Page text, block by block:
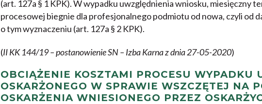
(art. 127a § 1 KPK). W wypadku uwzględnienia wniosku, miesięczny
procesowej biegnie dla profesjonalnego podmiotu od nowa, czyli od
o tym wyznaczeniu (art. 127a § 2 KPK).
(II KK 144/19 – postanowienie SN – Izba Karna z dnia 27-05-2020)
OBCIĄŻENIE KOSZTAMI PROCESU WYPADKU
OSKARŻONEGO W SPRAWIE WSZCZĘTEJ NA
OSKARŻENIA WNIESIONEGO PRZEZ